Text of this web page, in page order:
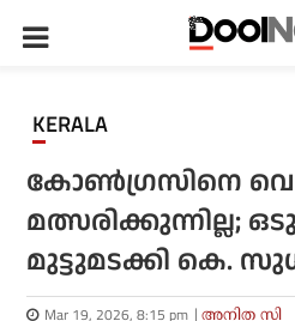
KERALA
കോണ്‍ഗ്രസിനെ
മത്സരിക്കുന്നില്ല;
മുട്ടുമടക്കി കെ.
Mar 19, 2026, 8:15 pm അനിത സി